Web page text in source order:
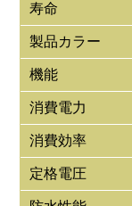
寿命
製品カラー
機能
消費電力
消費効率
定格電圧